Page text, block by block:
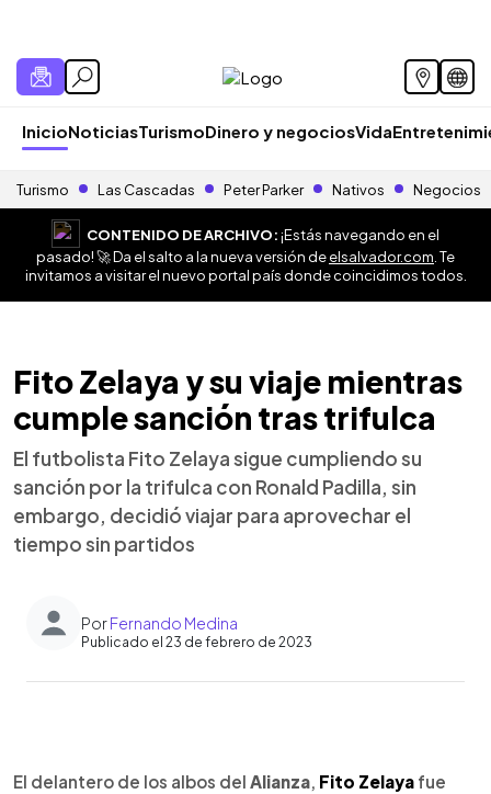
InicioNoticiasTurismoDinero y negociosVida
Turismo Las Cascadas Peter Parker Nativos Negocios
CONTENIDO DE ARCHIVO:¡Estás navegando en el
pasado! 🚀 Da el salto a la nueva versión deelsalvador.com . Te
invitamos a visitar el nuevo portal país donde coincidimos todos.
Fito Zelaya y su viaje mientras
cumple sanción tras trifulca
El futbolista Fito Zelaya sigue cumpliendo su
sanción por la trifulca con Ronald Padilla, sin
embargo, decidió viajar para aprovechar el
tiempo sin partidos
PorFernando Medina
Publicado el 23 de febrero de 2023
► Escuchar artículo
El delantero de los albos del Alianza, Fito Zelaya fue